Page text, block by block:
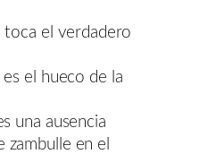
toca el verdadero
el hueco de la
una ausencia
zambulle en el